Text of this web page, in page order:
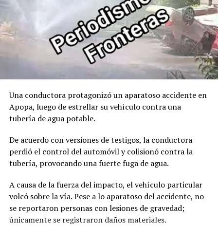
Nacional Civil y de las instancias fiscales para continuar
con las diligencias.
Facebook
Una conductora protagonizó un aparatoso accidente en
Apopa, luego de estrellar su vehículo contra una
tubería de agua potable.
De acuerdo con versiones de testigos, la conductora
perdió el control del automóvil y colisionó contra la
tubería, provocando una fuerte fuga de agua.
A causa de la fuerza del impacto, el vehículo particular
volcó sobre la vía. Pese a lo aparatoso del accidente, no
se reportaron personas con lesiones de gravedad;
únicamente se registraron daños materiales.